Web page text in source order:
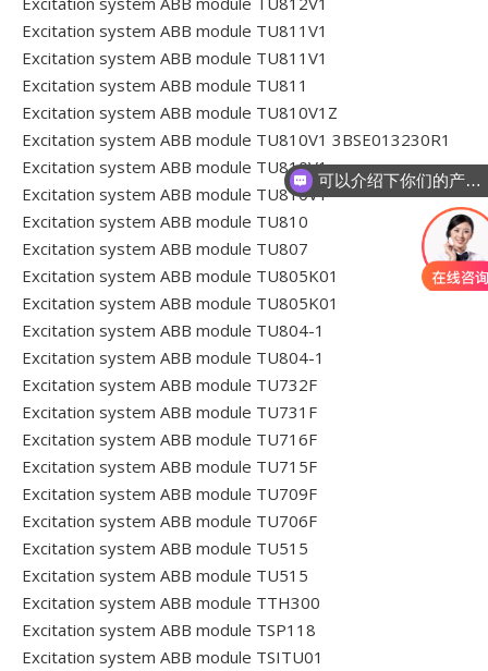
Excitation system ABB module TU811V1
Excitation system ABB module TU811V1
Excitation system ABB module TU811
Excitation system ABB module TU810V1Z
Excitation system ABB module TU810V1 3BSE013230R1
Excitation system ABB module TU810V1
Excitation system ABB module TU810V1
Excitation system ABB module TU810
Excitation system ABB module TU807
Excitation system ABB module TU805K01
Excitation system ABB module TU805K01
Excitation system ABB module TU804-1
Excitation system ABB module TU804-1
Excitation system ABB module TU732F
Excitation system ABB module TU731F
Excitation system ABB module TU716F
Excitation system ABB module TU715F
Excitation system ABB module TU709F
Excitation system ABB module TU706F
Excitation system ABB module TU515
Excitation system ABB module TU515
Excitation system ABB module TTH300
Excitation system ABB module TSP118
Excitation system ABB module TSITU01
可以介绍下你们的产品么